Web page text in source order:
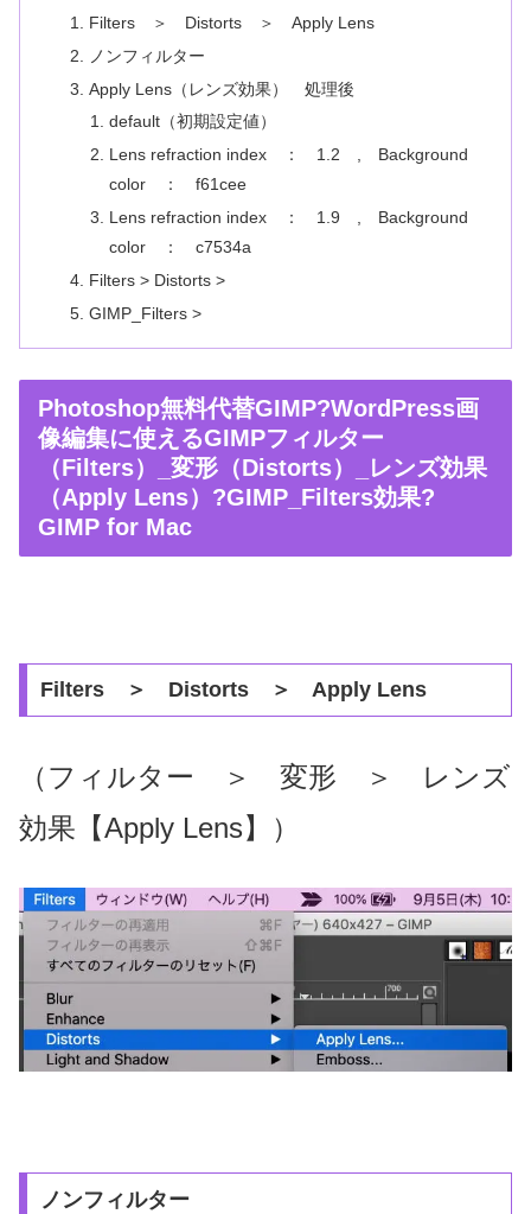
Filters ＞ Distorts ＞ Apply Lens
ノンフィルター
Apply Lens（レンズ効果） 処理後
default（初期設定値）
Lens refraction index ： 1.2 , Background
color ： f61cee
Lens refraction index ： 1.9 , Background
color ： c7534a
Filters > Distorts >
GIMP_Filters >
Photoshop無料代替GIMP?WordPress画
像編集に使えるGIMPフィルター
（Filters）_変形（Distorts）_レンズ効果
（Apply Lens）?GIMP_Filters効果?
GIMP for Mac
Filters ＞ Distorts ＞ Apply Lens
（フィルター ＞ 変形 ＞ レンズ
効果【Apply Lens】）
ノンフィルター